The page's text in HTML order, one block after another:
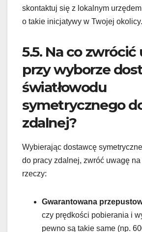
skontaktuj się z lokalnym
o takie inicjatywy w Twojej okolicy.
5.5. Na co
przy wyborze
światłowodu
symetrycznego
zdalnej?
Wybierając dostawcę
do pracy zdalnej, zwróć uwagę
rzeczy:
Gwarantowana
czy prędkości pobierania i
pewno są takie same (np.